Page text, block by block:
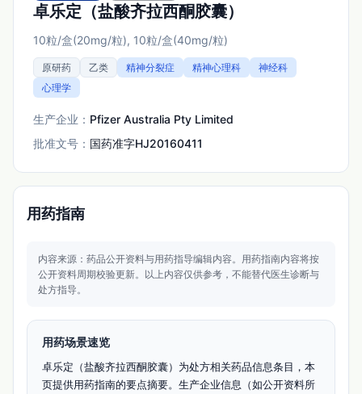
卓乐定（盐酸齐拉西酮胶囊）
10粒/盒(20mg/粒), 10粒/盒(40mg/粒)
原研药 乙类 精神分裂症 精神心理科
神经科
心理学
生产企业： Pfizer Australia Pty Limited
批准文号： 国药准字HJ20160411
用药指南
内容来源：药品公开资料与用药指导编辑内容。 用药指南内容将按
公开资料周期校验更新。 以上内容仅供参考，不能替代医生诊断与
处方指导。
用药场景速览
卓乐定（盐酸齐拉西酮胶囊）为处方相关药品信息条目，本
页提供用药指南的要点摘要。生产企业信息（如公开资料所